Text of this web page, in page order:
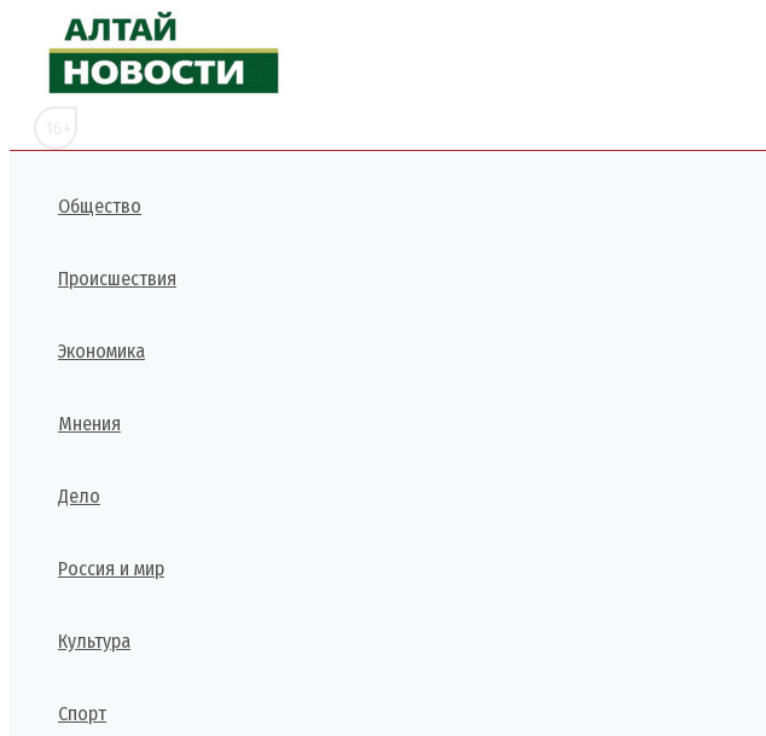
Перейти
содержимому
Общество
Происшествия
Экономика
Мнения
Дело
Россия и мир
Культура
Спорт